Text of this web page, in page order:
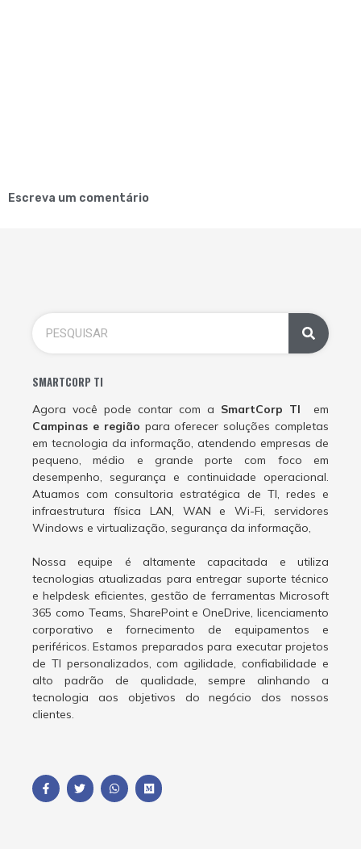
Escreva um comentário
SMARTCORP TI
Agora você pode contar com a SmartCorp TI em
Campinas e região para oferecer soluções completas
em tecnologia da informação, atendendo empresas de
pequeno, médio e grande porte com foco em
desempenho, segurança e continuidade operacional.
Atuamos com consultoria estratégica de TI, redes e
infraestrutura física LAN, WAN e Wi-Fi, servidores
Windows e virtualização, segurança da informação,
Nossa equipe é altamente capacitada e utiliza
tecnologias atualizadas para entregar suporte técnico
e helpdesk eficientes, gestão de ferramentas Microsoft
365 como Teams, SharePoint e OneDrive, licenciamento
corporativo e fornecimento de equipamentos e
periféricos. Estamos preparados para executar projetos
de TI personalizados, com agilidade, confiabilidade e
alto padrão de qualidade, sempre alinhando a
tecnologia aos objetivos do negócio dos nossos
clientes.